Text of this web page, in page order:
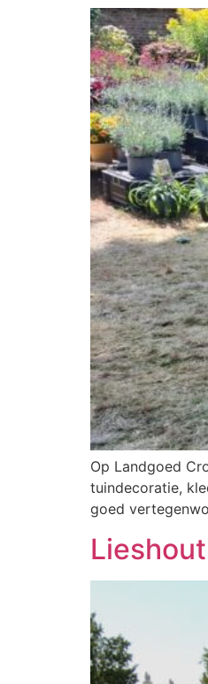
Op Landgoed
tuindecoratie,
goed